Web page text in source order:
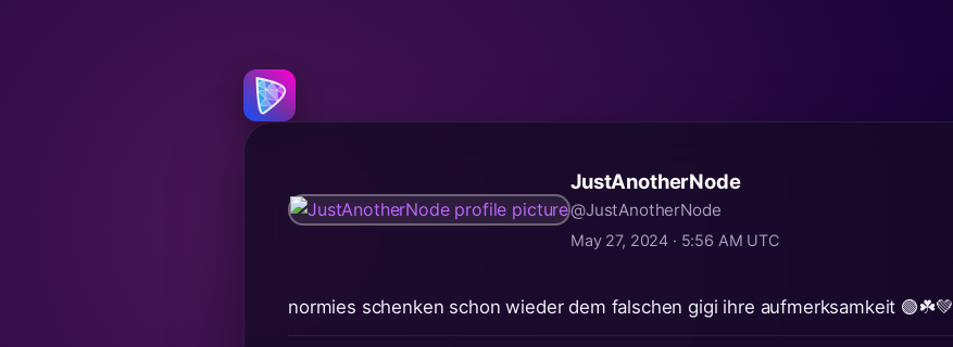
JustAnotherNode
@JustAnotherNode
May 27, 2024 · 5:56 AM UTC
normies schenken schon wieder dem falschen gigi ihre aufmerksamkeit 🟢☘️💚